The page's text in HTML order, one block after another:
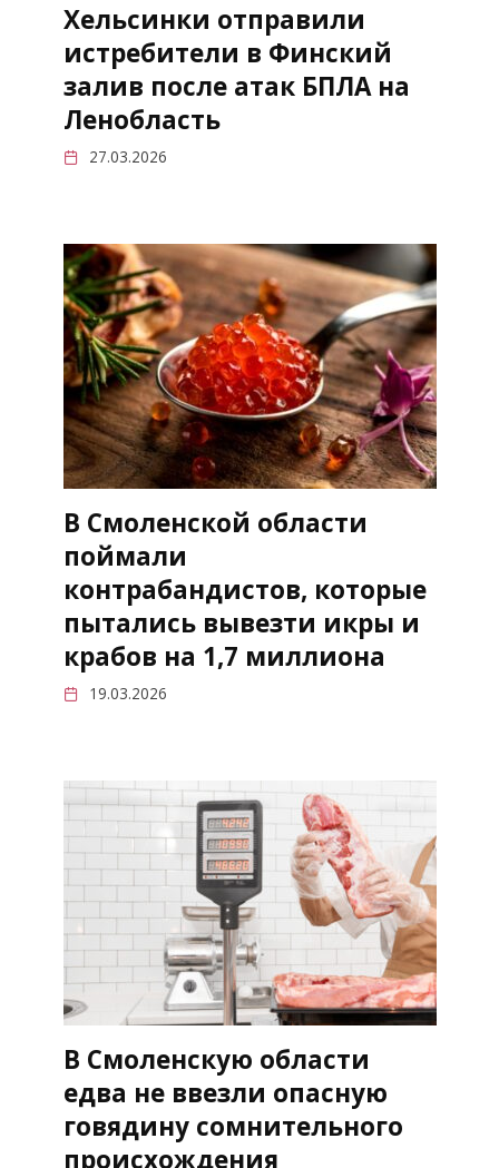
Хельсинки отправили
истребители в Финский
залив после атак БПЛА на
Ленобласть
27.03.2026
В Смоленской области
поймали
контрабандистов, которые
пытались вывезти икры и
крабов на 1,7 миллиона
19.03.2026
В Смоленскую области
едва не ввезли опасную
говядину сомнительного
происхождения